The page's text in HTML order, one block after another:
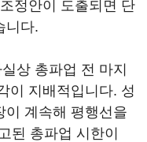
조정안이 도출되면 단
니다.
상 총파업 전 마지
이 지배적입니다. 성
이 계속해 평행선을
된 총파업 시한이